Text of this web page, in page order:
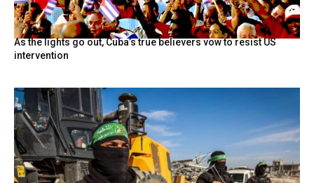
As the lights go out, Cuba’s true believers vow to resist US
intervention